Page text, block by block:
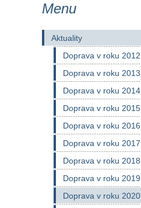
Menu
Aktuality
Doprava v roku 2012
Doprava v roku 2013
Doprava v roku 2014
Doprava v roku 2015
Doprava v roku 2016
Doprava v roku 2017
Doprava v roku 2018
Doprava v roku 2019
Doprava v roku 2020